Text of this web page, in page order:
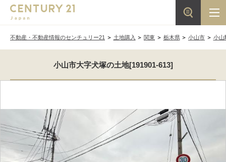
不動産・不動産情報のセンチュリー21 土地購入 関東 栃木県 小山市 小山
小山市大字犬塚の土地[191901-613]